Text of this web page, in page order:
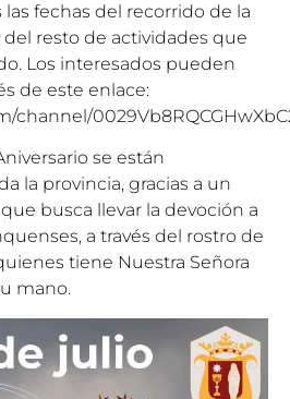
fechas del recorrido de la
resto de actividades que
Los interesados pueden
de este enlace:
channel/
se están
la provincia, gracias a un
busca llevar la devoción a
a través del rostro de
tiene Nuestra Señora
mano.